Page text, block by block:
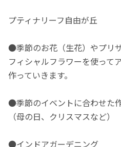
プティナリーフ自由が丘
●季節のお花（生花）やプリ
フィシャルフラワーを使って
作っていきます。
●季節のイベントに合わせた
（母の日、クリスマスなど）
●インドアガーデニング